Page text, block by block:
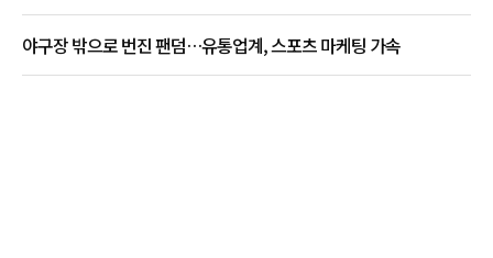
야구장 밖으로 번진 팬덤…유통업계, 스포츠 마케팅 가속